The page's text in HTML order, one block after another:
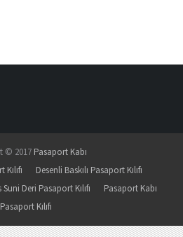
© 2017 Pasaport Kabı
Desenli Baskılı Pasaport Kılıfı
Suni Deri Pasaport Kılıfı
Pasaport Kabı
Pasaport Kılıfı